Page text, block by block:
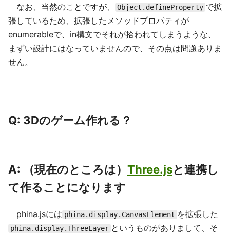
なお、当然のことですが、 Object.defineProperty で拡
張しているため、拡張したメソッドプロパティが
enumerableで、in構文でそれが拾われてしまうような、
まずい設計にはなっていませんので、その点は問題ありま
せん。
Q: 3Dのゲーム作れる？
A: （現在のところは） Three.jsと連携し
て作ることになります
phina.jsには phina.display.CanvasElement を拡張した
phina.display.ThreeLayer というものがありまして、そ